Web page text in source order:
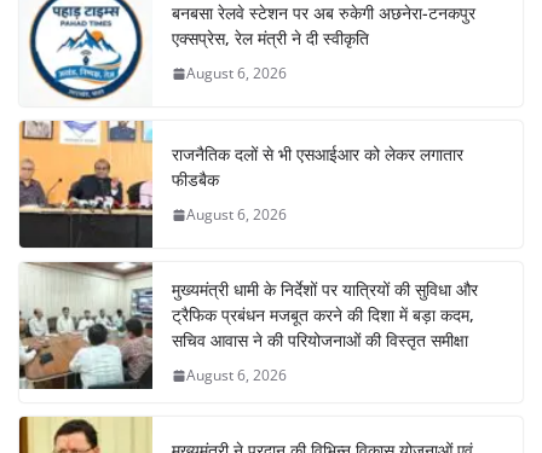
बनबसा रेलवे स्टेशन पर अब रुकेगी अछनेरा-टनकपुर
एक्सप्रेस, रेल मंत्री ने दी स्वीकृति
August 6, 2026
राजनैतिक दलों से भी एसआईआर को लेकर लगातार
फीडबैक
August 6, 2026
मुख्यमंत्री धामी के निर्देशों पर यात्रियों की सुविधा और
ट्रैफिक प्रबंधन मजबूत करने की दिशा में बड़ा कदम,
सचिव आवास ने की परियोजनाओं की विस्तृत समीक्षा
August 6, 2026